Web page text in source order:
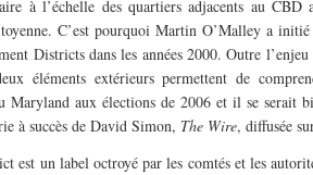
à l’échelle des quartiers adjacents au
C’est pourquoi Martin O’Malley a
Districts dans les années 2000. Outre
éléments extérieurs permettent de
Maryland aux élections de 2006 et il se serait
à succès de David Simon, The Wire, diffusée
est un label octroyé par les comtés et les